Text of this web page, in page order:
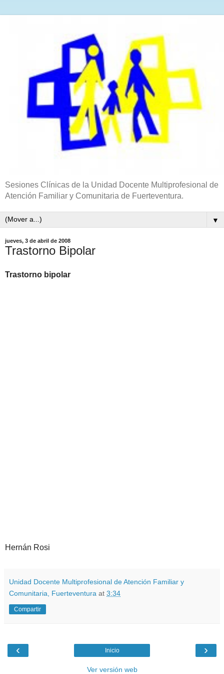
Sesiones Clínicas de la Unidad Docente Multiprofesional de
Atención Familiar y Comunitaria de Fuerteventura.
▼
jueves, 3 de abril de 2008
Trastorno Bipolar
Trastorno bipolar
Hernán Rosi
Unidad Docente Multiprofesional de Atención Familiar y
Comunitaria, Fuerteventura at 3:34
Compartir
‹ ›
Inicio
Ver versión web